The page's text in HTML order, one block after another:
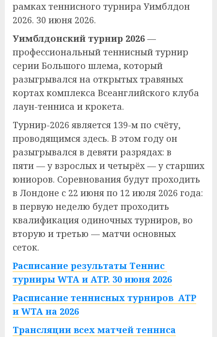
рамках теннисного турнира Уимблдон
2026. 30 июня 2026.
Уимблдонский турнир 2026 —
профессиональный теннисный турнир
серии Большого шлема, который
разыгрывался на открытых травяных
кортах комплекса Всеанглийского клуба
лаун-тенниса и крокета.
Турнир-2026 является 139-м по счёту,
проводящимся здесь. В этом году он
разыгрывался в девяти разрядах: в
пяти — у взрослых и четырёх — у старших
юниоров. Соревнования будут проходить
в Лондоне с 22 июня по 12 июля 2026 года:
в первую неделю будет проходить
квалификация одиночных турниров, во
вторую и третью — матчи основных
сеток.
Расписание результаты Теннис
турниры WTA и ATP. 30 июня 2026
Расписание теннисных турниров ATP
и WTA на 2026
Трансляции всех матчей тенниса